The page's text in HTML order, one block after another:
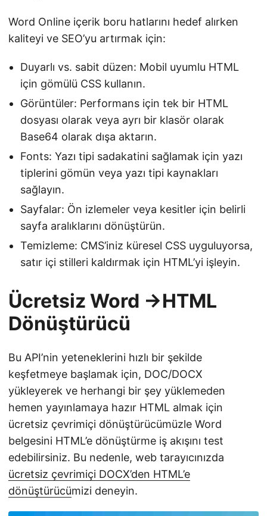
Word Online içerik boru hatlarını hedef alırken
kaliteyi ve SEO’yu artırmak için:
Duyarlı vs. sabit düzen: Mobil uyumlu HTML
için gömülü CSS kullanın.
Görüntüler: Performans için tek bir HTML
dosyası olarak veya ayrı bir klasör olarak
Base64 olarak dışa aktarın.
Fonts: Yazı tipi sadakatini sağlamak için yazı
tiplerini gömün veya yazı tipi kaynakları
sağlayın.
Sayfalar: Ön izlemeler veya kesitler için belirli
sayfa aralıklarını dönüştürün.
Temizleme: CMS’iniz küresel CSS uyguluyorsa,
satır içi stilleri kaldırmak için HTML’yi işleyin.
Ücretsiz Word ->HTML
Dönüştürücü
Bu API’nin yeteneklerini hızlı bir şekilde
keşfetmeye başlamak için, DOC/DOCX
yükleyerek ve herhangi bir şey yüklemeden
hemen yayınlamaya hazır HTML almak için
ücretsiz çevrimiçi dönüştürücümüzle Word
belgesini HTML’e dönüştürme iş akışını test
edebilirsiniz. Bu nedenle, web tarayıcınızda
ücretsiz çevrimiçi DOCX’den HTML’e
dönüştürücümizi deneyin.